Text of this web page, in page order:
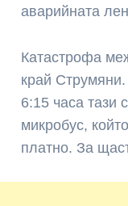
аварийната
Катастрофа
край
6:15 часа тази
микробус,
платно. За